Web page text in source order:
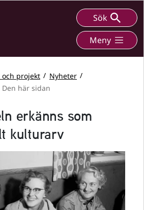
Sök
Meny
projekt
Nyheter
Den här sidan
erkänns som
kulturarv